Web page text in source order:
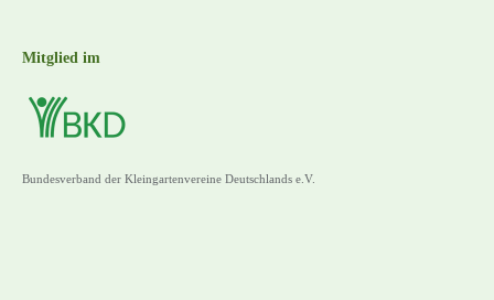
Mitglied im
Bundesverband der Kleingartenvereine Deutschlands e.V.